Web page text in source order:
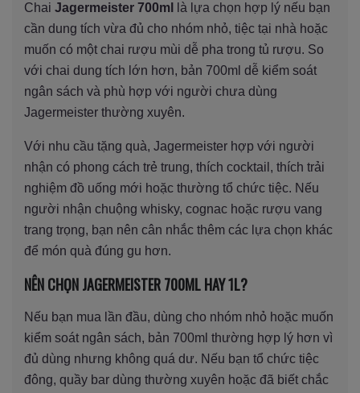
Chai Jagermeister 700ml
là lựa chọn hợp lý nếu bạn
cần dung tích vừa đủ cho nhóm nhỏ, tiệc tại nhà hoặc
muốn có một chai rượu mùi dễ pha trong tủ rượu. So
với chai dung tích lớn hơn, bản 700ml dễ kiểm soát
ngân sách và phù hợp với người chưa dùng
Jagermeister thường xuyên.
Với nhu cầu tặng quà, Jagermeister hợp với người
nhận có phong cách trẻ trung, thích cocktail, thích trải
nghiệm đồ uống mới hoặc thường tổ chức tiệc. Nếu
người nhận chuộng whisky, cognac hoặc rượu vang
trang trọng, bạn nên cân nhắc thêm các lựa chọn khác
để món quà đúng gu hơn.
NÊN CHỌN JAGERMEISTER 700ML HAY 1L?
Nếu bạn mua lần đầu, dùng cho nhóm nhỏ hoặc muốn
kiểm soát ngân sách, bản 700ml thường hợp lý hơn vì
đủ dùng nhưng không quá dư. Nếu bạn tổ chức tiệc
đông, quầy bar dùng thường xuyên hoặc đã biết chắc